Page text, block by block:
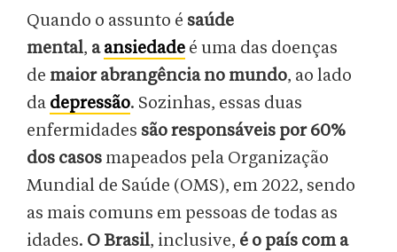
Quando o assunto é saúde
mental, aansiedade é uma das doenças
de maior abrangência no mundo, ao lado
da depressão. Sozinhas, essas duas
enfermidades são responsáveis por 60%
dos casos mapeados pela Organização
Mundial de Saúde (OMS), em 2022, sendo
as mais comuns em pessoas de todas as
idades. O Brasil, inclusive, é o país com a